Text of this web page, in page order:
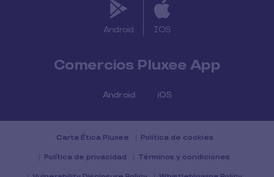
Android IOS
Comercios Pluxee App
Android iOS
Carta Ética Pluxee Política de cookies
Política de privacidad Términos y condiciones